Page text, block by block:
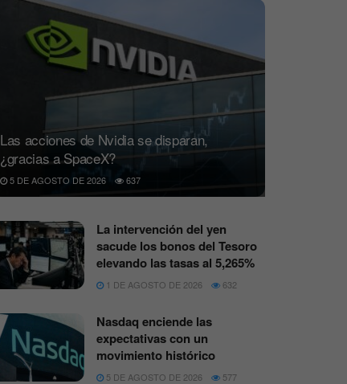
Las acciones de Nvidia se disparan,
¿gracias a SpaceX?
5 DE AGOSTO DE 2026 637
La intervención del yen
sacude los bonos del Tesoro
elevando las tasas al 5,265%
1 DE AGOSTO DE 2026 632
Nasdaq enciende las
expectativas con un
movimiento histórico
5 DE AGOSTO DE 2026 577